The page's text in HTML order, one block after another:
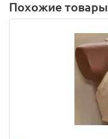
Похожие товары